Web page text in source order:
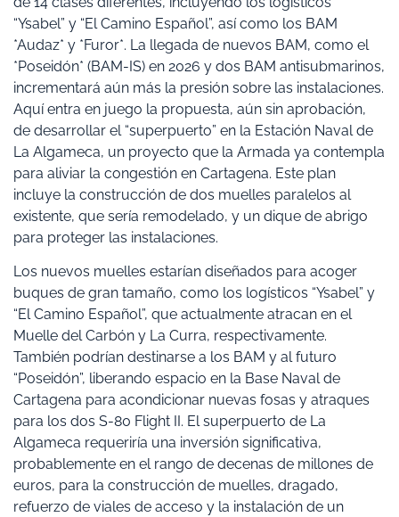
“Ysabel” y “El Camino Español”, así como los BAM
*Audaz* y *Furor*. La llegada de nuevos BAM, como el
*Poseidón* (BAM-IS) en 2026 y dos BAM antisubmarinos,
incrementará aún más la presión sobre las instalaciones.
Aquí entra en juego la propuesta, aún sin aprobación,
de desarrollar el “superpuerto” en la Estación Naval de
La Algameca, un proyecto que la Armada ya contempla
para aliviar la congestión en Cartagena. Este plan
incluye la construcción de dos muelles paralelos al
existente, que sería remodelado, y un dique de abrigo
para proteger las instalaciones.
Los nuevos muelles estarían diseñados para acoger
buques de gran tamaño, como los logísticos “Ysabel” y
“El Camino Español”, que actualmente atracan en el
Muelle del Carbón y La Curra, respectivamente.
También podrían destinarse a los BAM y al futuro
“Poseidón”, liberando espacio en la Base Naval de
Cartagena para acondicionar nuevas fosas y atraques
para los dos S-80 Flight II. El superpuerto de La
Algameca requeriría una inversión significativa,
probablemente en el rango de decenas de millones de
euros, para la construcción de muelles, dragado,
refuerzo de viales de acceso y la instalación de un